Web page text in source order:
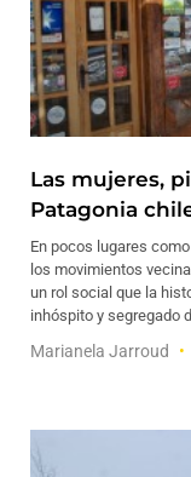
Las mujeres,
Patagonia
En pocos lugares
los movimientos
un rol social que la
inhóspito y segregado
Marianela Jarroud